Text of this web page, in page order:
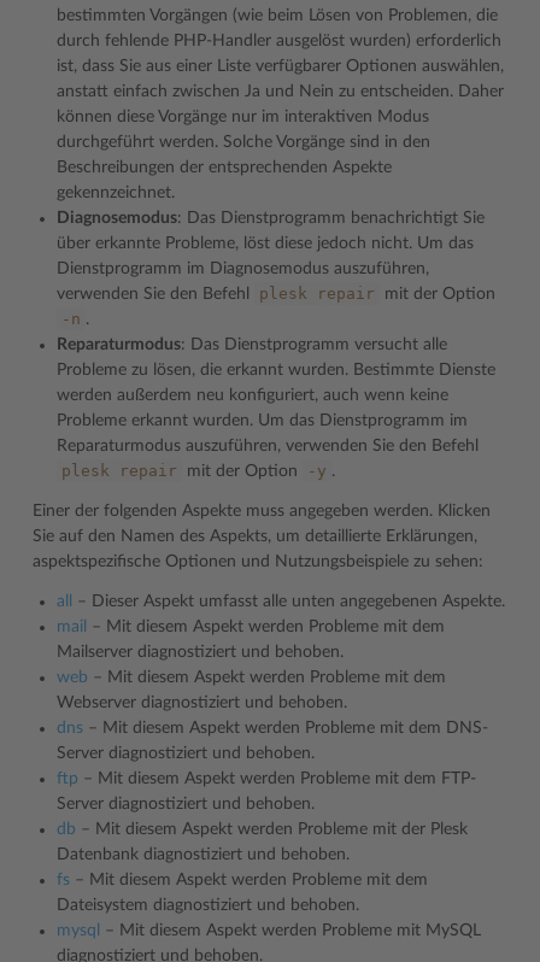
bestimmten Vorgängen (wie beim Lösen von Problemen, die
durch fehlende PHP-Handler ausgelöst wurden) erforderlich
ist, dass Sie aus einer Liste verfügbarer Optionen auswählen,
anstatt einfach zwischen Ja und Nein zu entscheiden. Daher
können diese Vorgänge nur im interaktiven Modus
durchgeführt werden. Solche Vorgänge sind in den
Beschreibungen der entsprechenden Aspekte
gekennzeichnet.
Diagnosemodus: Das Dienstprogramm benachrichtigt Sie
über erkannte Probleme, löst diese jedoch nicht. Um das
Dienstprogramm im Diagnosemodus auszuführen,
verwenden Sie den Befehl
plesk repair mit der Option
-n .
Reparaturmodus: Das Dienstprogramm versucht alle
Probleme zu lösen, die erkannt wurden. Bestimmte Dienste
werden außerdem neu konfiguriert, auch wenn keine
Probleme erkannt wurden. Um das Dienstprogramm im
Reparaturmodus auszuführen, verwenden Sie den Befehl
plesk repair mit der Option -y .
Einer der folgenden Aspekte muss angegeben werden. Klicken
Sie auf den Namen des Aspekts, um detaillierte Erklärungen,
aspektspezifische Optionen und Nutzungsbeispiele zu sehen:
all
– Dieser Aspekt umfasst alle unten angegebenen Aspekte.
mail
– Mit diesem Aspekt werden Probleme mit dem
Mailserver diagnostiziert und behoben.
web – Mit diesem Aspekt werden Probleme mit dem
Webserver diagnostiziert und behoben.
dns – Mit diesem Aspekt werden Probleme mit dem DNS-
Server diagnostiziert und behoben.
ftp – Mit diesem Aspekt werden Probleme mit dem FTP-
Server diagnostiziert und behoben.
db – Mit diesem Aspekt werden Probleme mit der Plesk
Datenbank diagnostiziert und behoben.
fs – Mit diesem Aspekt werden Probleme mit dem
Dateisystem diagnostiziert und behoben.
mysql
– Mit diesem Aspekt werden Probleme mit MySQL
diagnostiziert und behoben.